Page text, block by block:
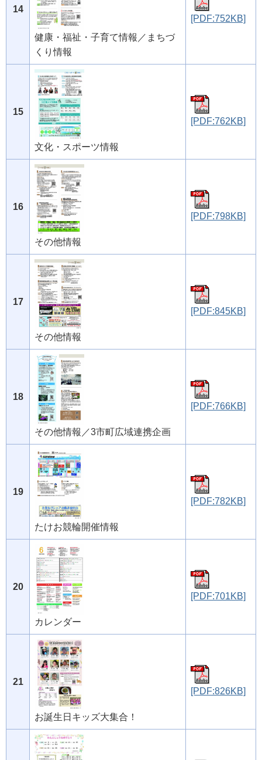
14
健康・福祉・子育て情報／まちづ
くり情報
[PDF:752KB]
15
文化・スポーツ情報
[PDF:762KB]
16
その他情報
[PDF:798KB]
17
その他情報
[PDF:845KB]
18
その他情報／3市町広域連携企画
[PDF:766KB]
19
たけお競輪開催情報
[PDF:782KB]
20
カレンダー
[PDF:701KB]
21
お誕生日キッズ大集合！
[PDF:826KB]